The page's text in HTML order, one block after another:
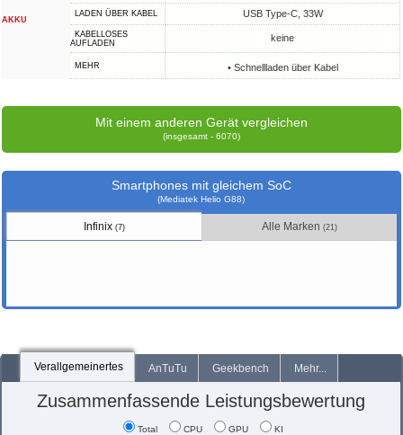
AKKU
LADEN ÜBER KABEL USB Type-C, 33W
KABELLOSES
AUFLADEN
keine
MEHR • Schnellladen über Kabel
Mit einem anderen Gerät vergleichen
(insgesamt - 6070)
Smartphones mit gleichem SoC
(Mediatek Helio G88)
Infinix (7) Alle Marken (21)
Verallgemeinertes AnTuTu Geekbench Mehr...
Zusammenfassende Leistungsbewertung
Total CPU GPU KI